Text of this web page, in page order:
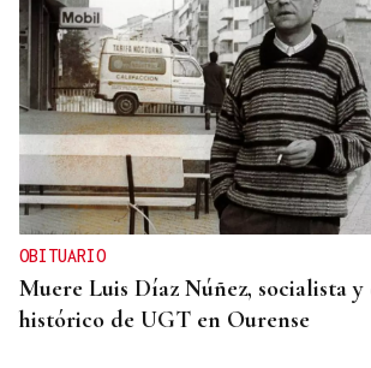
OBITUARIO
Muere Luis Díaz Núñez, socialista
histórico de UGT en Ourense